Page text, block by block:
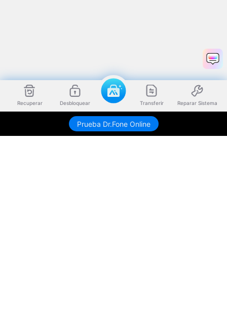
Recuperar Desbloquear Transferir Reparar Sistema
Prueba Dr.Fone Online